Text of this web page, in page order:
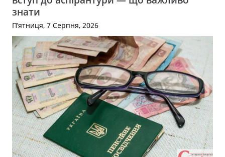
знати
П’ятниця, 7 Серпня, 2026